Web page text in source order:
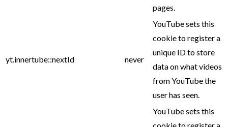
pages.
yt.innertube::nextId never
YouTube sets this
cookie to register a
unique ID to store
data on what videos
from YouTube the
user has seen.
YouTube sets this